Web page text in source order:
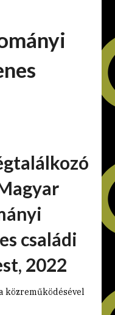
családi
2022
közreműködésével